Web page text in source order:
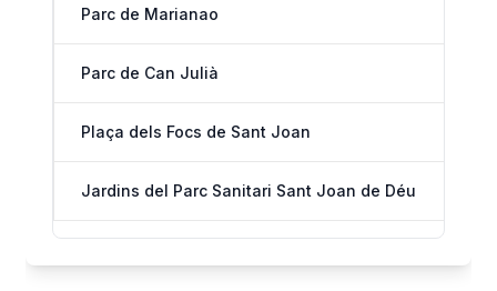
Parc de Marianao
Parc de Can Julià
Plaça dels Focs de Sant Joan
Jardins del Parc Sanitari Sant Joan de Déu